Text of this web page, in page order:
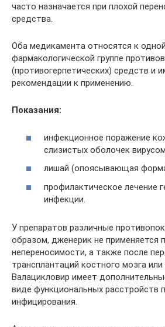
часто назначается при плохой
средства.
Оба медикамента относятся к одной
фармакологической группе
(противогерпетических) средств и
рекомендации к применению.
Показания:
инфекционное поражение
слизистых оболочек
лишай (опоясывающая
профилактическое лечение
инфекции.
У препаратов различные
образом, дженерик не применяется
непереносимости, а также после
трансплантаций костного мозга
Валацикловир имеет
виде функциональных расстройств
инфицирования.